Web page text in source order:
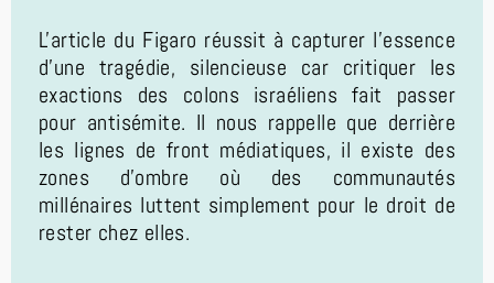
L'article du Figaro réussit à capturer l'essence
d'une tragédie, silencieuse car critiquer les
exactions des colons israéliens fait passer
pour antisémite. Il nous rappelle que derrière
les lignes de front médiatiques, il existe des
zones d'ombre où des communautés
millénaires luttent simplement pour le droit de
rester chez elles.